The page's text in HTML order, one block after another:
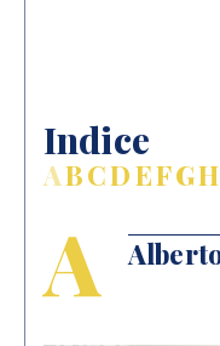
Indice
ABCDEFGH
A